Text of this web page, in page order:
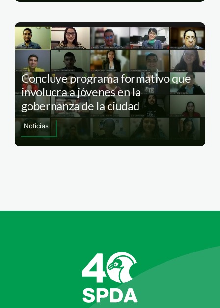
Concluye programa formativo que
involucra a jóvenes en la
gobernanza de la ciudad
Noticias